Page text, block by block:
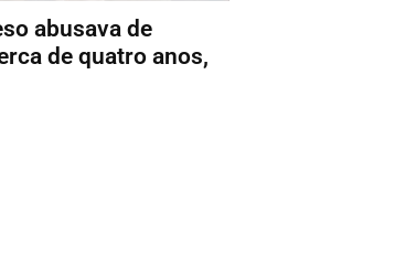
abusava de
de quatro anos,